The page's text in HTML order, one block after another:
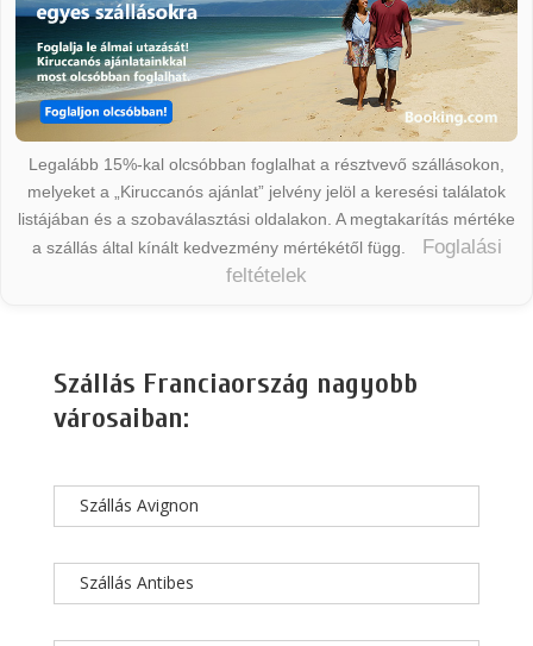
Legalább 15%-kal olcsóbban foglalhat a résztvevő szállásokon,
melyeket a „Kiruccanós ajánlat” jelvény jelöl a keresési találatok
listájában és a szobaválasztási oldalakon. A megtakarítás mértéke
a szállás által kínált kedvezmény mértékétől függ.
Foglalási
feltételek
Szállás Franciaország nagyobb
városaiban:
Szállás Avignon
Szállás Antibes